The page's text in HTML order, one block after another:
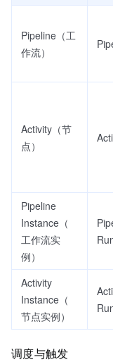
Pipeline（工
作流）
Activity（节
点）
Pipeline
Instance（
工作流实
例）
Activity
Instance（
节点实例）
调度与触发